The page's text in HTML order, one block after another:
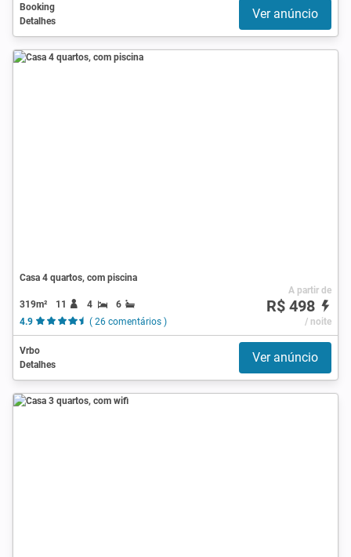
Booking
Detalhes
Ver anúncio
Casa 4 quartos, com piscina
319m² 11 4
6
4.9
( 26 comentários )
A partir de
R$ 498
/ noite
Vrbo
Detalhes
Ver anúncio